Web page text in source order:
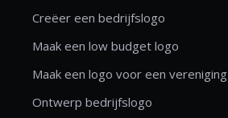
Creëer een bedrijfslogo
Maak een low budget logo
Maak een logo voor een vereniging
Ontwerp bedrijfslogo